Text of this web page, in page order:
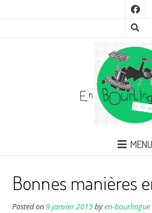
MENU
Bonnes manières
Posted on9 janvier 2015byen-bourlingue